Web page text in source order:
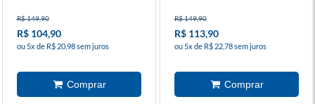
R$ 149,90
R$ 104,90
ou 5x de R$ 20,98 sem juros
R$ 149,90
R$ 113,90
ou 5x de R$ 22,78 sem juros